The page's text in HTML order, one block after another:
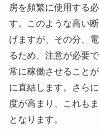
房を頻繁に使用する
す。このような高い
げますが、その分、
るため、注意が必要
常に稼働させること
に直結します。さら
度が高まり、これも
となります。